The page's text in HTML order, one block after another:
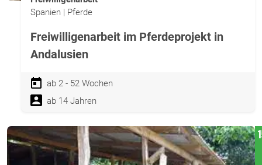
Spanien | Pferde
Freiwilligenarbeit im Pferdeprojekt in
Andalusien
ab 2 - 52 Wochen
ab 14 Jahren